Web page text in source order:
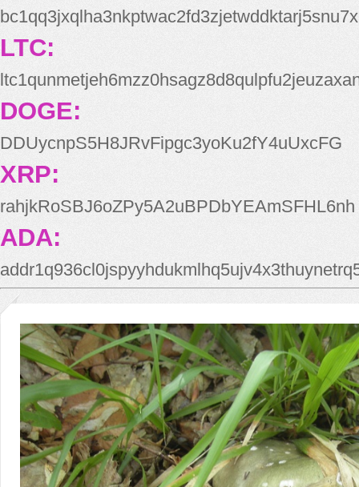
bc1qq3jxqlha3nkptwac2fd3zjetwddktarj5snu7x
LTC:
DOGE:
DDUycnpS5H8JRvFipgc3yoKu2fY4uUxcFG
XRP:
rahjkRoSBJ6oZPy5A2uBPDbYEAmSFHL6nh
ADA: